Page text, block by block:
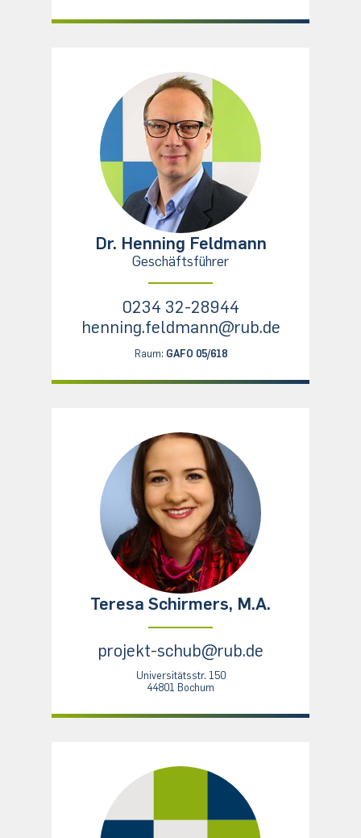
Dr. Henning Feldmann
Geschäftsführer
0234 32-28944
henning.feldmann@rub.de
Raum: GAFO 05/618
Teresa Schirmers, M.A.
projekt-schub@rub.de
Universitätsstr. 150
44801 Bochum